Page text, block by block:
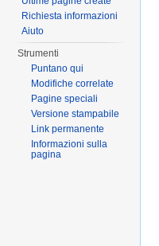
Richiesta informazioni
Aiuto
Strumenti
Puntano qui
Modifiche correlate
Pagine speciali
Versione stampabile
Link permanente
Informazioni sulla
pagina